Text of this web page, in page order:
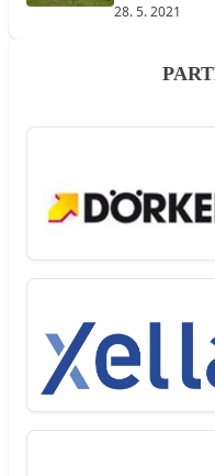
28. 5. 2021